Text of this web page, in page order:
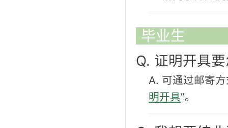
毕业生
Q. 证明开具
A. 可通过邮寄
明开具”。